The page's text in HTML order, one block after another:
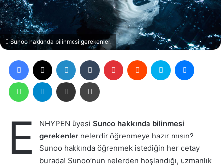
Sunoo hakkında bilinmesi gerekenler.
Facebook LinkedIn Tumblr Pinterest Reddit Skype
WhatsAppTelegram Email ile gönder Yazdır
E NHYPEN üyesi Sunoo hakkında bilinmesi
gerekenler nelerdir öğrenmeye hazır mısın?
Sunoo hakkında öğrenmek istediğin her detay
burada! Sunoo’nun nelerden hoşlandığı, uzmanlık